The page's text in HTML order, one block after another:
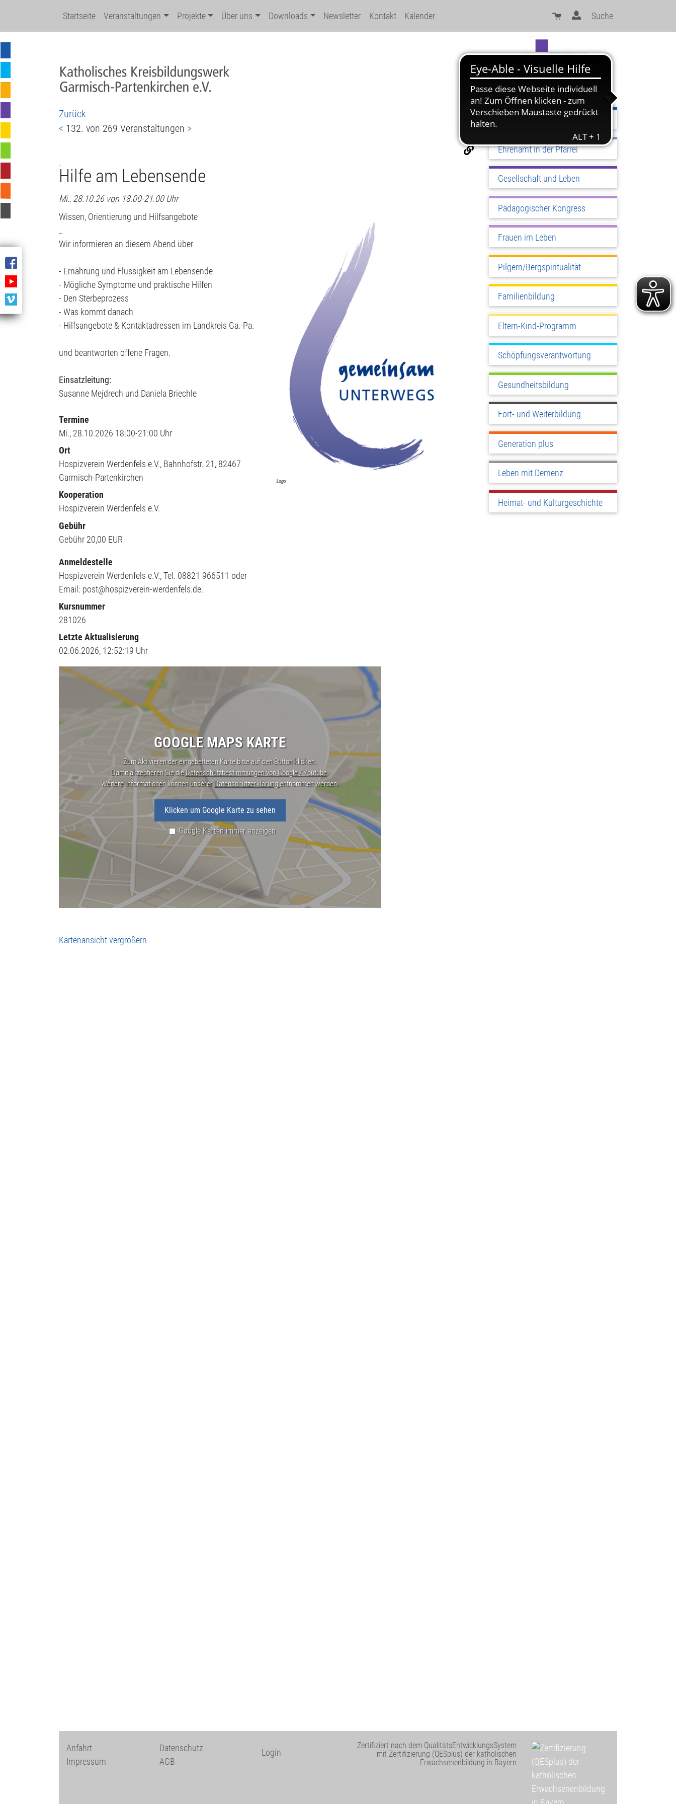
Startseite Veranstaltungen Projekte Über uns Downloads Newsletter Kontakt Kalender Suche
Zurück
< 132. von 269 Veranstaltungen >
Hilfe am Lebensende
Mi., 28.10.26 von 18.00-21.00 Uhr
Wissen, Orientierung und Hilfsangebote
Wir informieren an diesem Abend über
- Ernährung und Flüssigkeit am Lebensende
- Mögliche Symptome und praktische Hilfen
- Den Sterbeprozess
- Was kommt danach
- Hilfsangebote & Kontaktadressen im Landkreis Ga.-Pa.
und beantworten offene Fragen.
Einsatzleitung:
Susanne Mejdrech und Daniela Briechle
Termine
Mi., 28.10.2026 18:00-21:00 Uhr
Ort
Hospizverein Werdenfels e.V. Bahnhofstr. 21 82467
Garmisch-Partenkirchen
Kooperation
Hospizverein Werdenfels e.V.
Gebühr
Gebühr 20,00 EUR
Anmeldestelle
Hospizverein Werdenfels e.V., Tel. 08821 966511 oder
Email: post@hospizverein-werdenfels.de.
Kursnummer
281026
Letzte Aktualisierung
02.06.2026, 12:52:19 Uhr
GOOGLE MAPS KARTE
Zum Aktivieren der eingebetteten Karte bitte auf den Button klicken.
Damit akzeptieren Sie dieDatenschutzbestimmungen von Google / Youtube.
Weitere Informationen können unsererDatenschutzerklärungentnommen werden.
Klicken um Google Karte zu sehen
Google Karten immer anzeigen
Kartenansicht vergrößern
Sinn und Orientierung
Ehrenamt in der Pfarrei
Gesellschaft und Leben
Pädagogischer Kongress
Frauen im Leben
Pilgern/Bergspiritualität
Familienbildung
Eltern-Kind-Programm
Schöpfungsverantwortung
Gesundheitsbildung
Fort- und Weiterbildung
Generation plus
Leben mit Demenz
Heimat- und Kulturgeschichte
Anfahrt
Impressum
Datenschutz
AGB
Login
Zertifiziert nach dem QualitätsEntwicklungsSystem
mit Zertifizierung (QESplus) der katholischen
Erwachsenenbildung in Bayern